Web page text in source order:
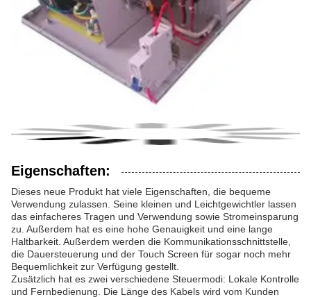
Eigenschaften:
Dieses neue Produkt hat viele Eigenschaften, die bequeme
Verwendung zulassen. Seine kleinen und Leichtgewichtler lassen
das einfacheres Tragen und Verwendung sowie Stromeinsparung
zu. Außerdem hat es eine hohe Genauigkeit und eine lange
Haltbarkeit. Außerdem werden die Kommunikationsschnittstelle,
die Dauersteuerung und der Touch Screen für sogar noch mehr
Bequemlichkeit zur Verfügung gestellt.
Zusätzlich hat es zwei verschiedene Steuermodi: Lokale Kontrolle
und Fernbedienung. Die Länge des Kabels wird vom Kunden